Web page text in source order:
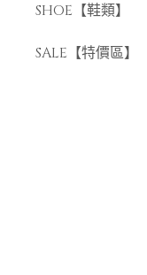
SHOE【鞋類】
SALE【特價區】